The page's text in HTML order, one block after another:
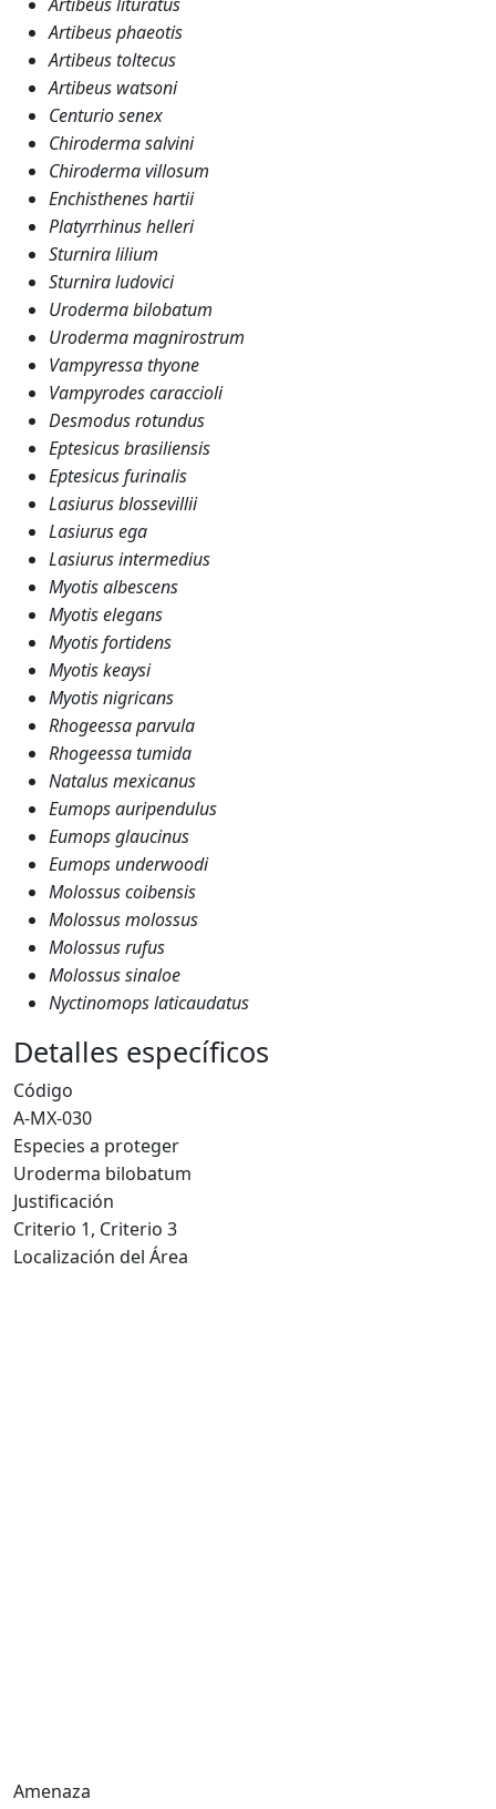
Artibeus phaeotis
Artibeus toltecus
Artibeus watsoni
Centurio senex
Chiroderma salvini
Chiroderma villosum
Enchisthenes hartii
Platyrrhinus helleri
Sturnira lilium
Sturnira ludovici
Uroderma bilobatum
Uroderma magnirostrum
Vampyressa thyone
Vampyrodes caraccioli
Desmodus rotundus
Eptesicus brasiliensis
Eptesicus furinalis
Lasiurus blossevillii
Lasiurus ega
Lasiurus intermedius
Myotis albescens
Myotis elegans
Myotis fortidens
Myotis keaysi
Myotis nigricans
Rhogeessa parvula
Rhogeessa tumida
Natalus mexicanus
Eumops auripendulus
Eumops glaucinus
Eumops underwoodi
Molossus coibensis
Molossus molossus
Molossus rufus
Molossus sinaloe
Nyctinomops laticaudatus
Detalles específicos
Código
A-MX-030
Especies a proteger
Uroderma bilobatum
Justificación
Criterio 1, Criterio 3
Localización del Área
Amenaza